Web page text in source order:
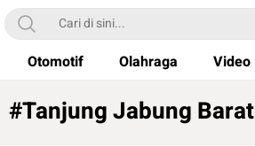
Otomotif Olahraga Video
#Tanjung Jabung Barat